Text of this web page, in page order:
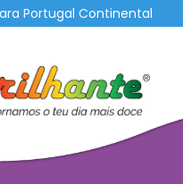
Continental